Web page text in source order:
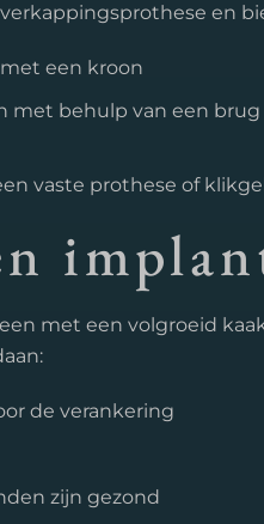
en
een kroon
met behulp van een
vaste prothese of
met een volgroeid
de verankering
zijn gezond